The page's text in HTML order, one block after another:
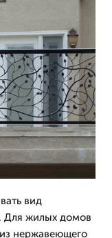
вид
Для жилых домов
нержавеющего